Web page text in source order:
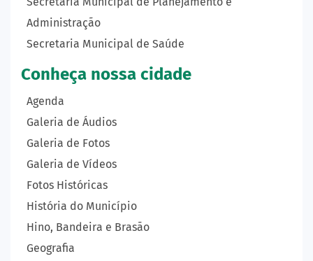
Administração
Secretaria Municipal de Saúde
Conheça nossa cidade
Agenda
Galeria de Áudios
Galeria de Fotos
Galeria de Vídeos
Fotos Históricas
História do Município
Hino, Bandeira e Brasão
Geografia